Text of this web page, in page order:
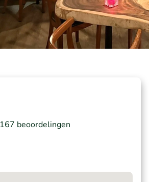
167 beoordelingen